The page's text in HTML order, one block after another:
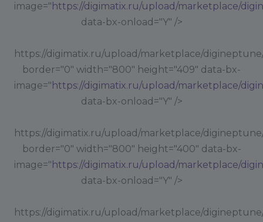
image=" https://digimatix.ru/upload/marketplace/
data-bx-onload="Y" />
https://digimatix.ru/upload/marketplace/
border="0" width="800" height="409" data-bx-
image=" https://digimatix.ru/upload/marketplace/
data-bx-onload="Y" />
https://digimatix.ru/upload/marketplace/digineptune/
border="0" width="800" height="400" data-bx-
image=" https://digimatix.ru/upload/marketplace/
data-bx-onload="Y" />
https://digimatix.ru/upload/marketplace/